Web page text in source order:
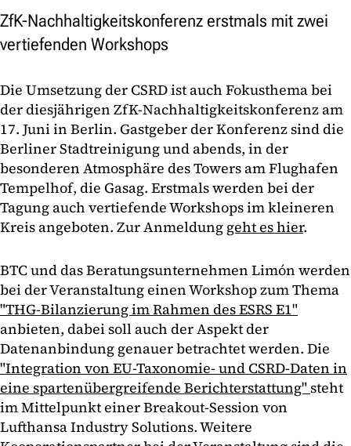
ZfK-Nachhaltigkeitskonferenz erstmals mit zwei
vertiefenden Workshops
Die Umsetzung der CSRD ist auch Fokusthema bei
der diesjährigen ZfK-Nachhaltigkeitskonferenz am
17. Juni in Berlin. Gastgeber der Konferenz sind die
Berliner Stadtreinigung und abends, in der
besonderen Atmosphäre des Towers am Flughafen
Tempelhof, die Gasag. Erstmals werden bei der
Tagung auch vertiefende Workshops im kleineren
Kreis angeboten. Zur Anmeldung geht es hier.
BTC und das Beratungsunternehmen Limón werden
bei der Veranstaltung einen Workshop zum Thema
"THG-Bilanzierung im Rahmen des ESRS E1"
anbieten, dabei soll auch der Aspekt der
Datenanbindung genauer betrachtet werden. Die
"Integration von EU-Taxonomie- und CSRD-Daten in
eine spartenübergreifende Berichterstattung"steht
im Mittelpunkt einer Breakout-Session von
Lufthansa Industry Solutions. Weitere